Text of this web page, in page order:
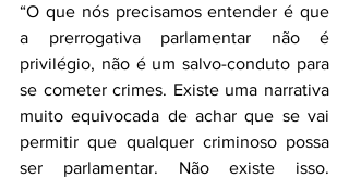
“O que nós precisamos entender é que
a prerrogativa parlamentar não é
privilégio, não é um salvo-conduto para
se cometer crimes. Existe uma narrativa
muito equivocada de achar que se vai
permitir que qualquer criminoso possa
ser parlamentar. Não existe isso.